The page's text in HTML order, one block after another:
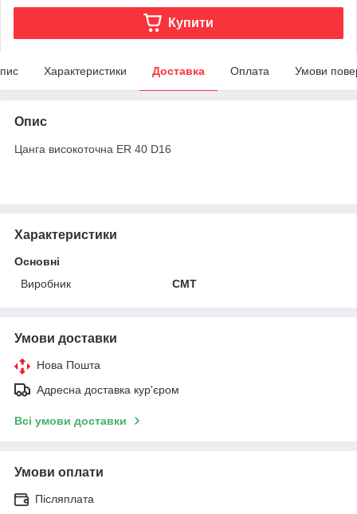
Купити
Характеристики Доставка Оплата Умови
Опис
Цанга високоточна ER 40 D16
Характеристики
Основні
Виробник
CMT
Умови доставки
Нова Пошта
Адресна доставка кур'єром
Всі умови доставки
Умови оплати
Післяплата